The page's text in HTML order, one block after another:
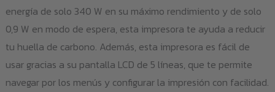
energía de solo 340 W en su máximo rendimiento y de solo
0,9 W en modo de espera, esta impresora te ayuda a reducir
tu huella de carbono. Además, esta impresora es fácil de
usar gracias a su pantalla LCD de 5 líneas, que te permite
navegar por los menús y configurar la impresión con facilidad.